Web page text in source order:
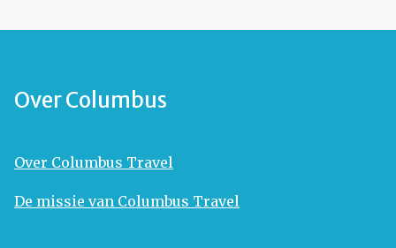
Over Columbus
Over Columbus Travel
De missie van Columbus Travel